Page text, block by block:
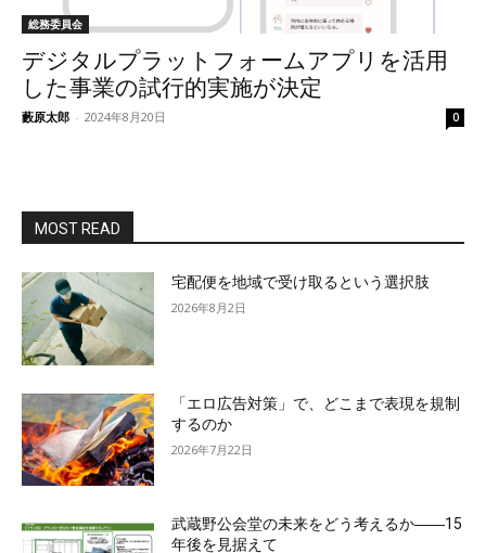
総務委員会
デジタルプラットフォームアプリを活用
した事業の試行的実施が決定
藪原太郎 - 2024年8月20日 0
MOST READ
宅配便を地域で受け取るという選択肢
2026年8月2日
「エロ広告対策」で、どこまで表現を規制
するのか
2026年7月22日
武蔵野公会堂の未来をどう考えるか――15
年後を見据えて